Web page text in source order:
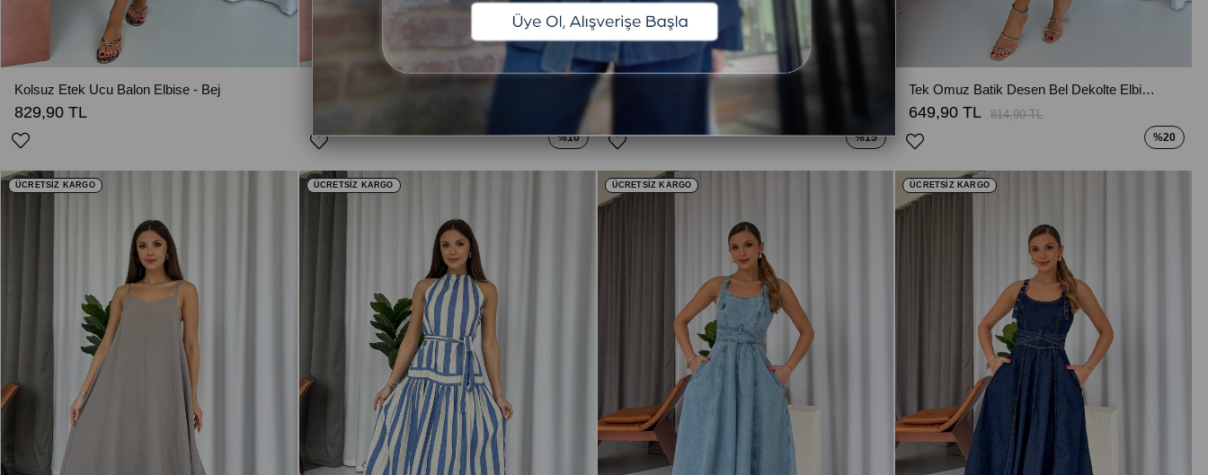
Kolsuz Etek Ucu Balon Elbise - Bej
829,90 TL
%10
1.079,90 TL
%15
Tek Omuz Batik Desen Bel Dekolte Elbise - Mavi
649,90 TL 814,90 TL
%20
ÜCRETSİZ KARGO ÜCRETSİZ KARGO ÜCRETSİZ KARGO ÜCRETSİZ KARGO